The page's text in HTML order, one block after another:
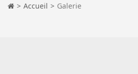
Accueil Galerie